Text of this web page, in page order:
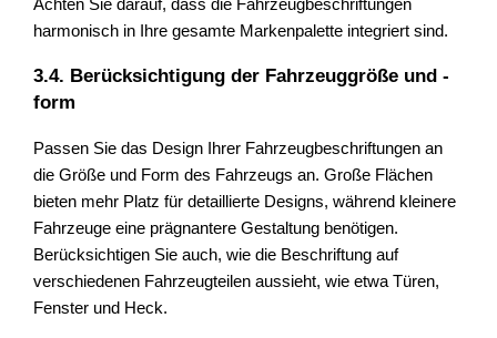
Achten Sie darauf, dass die Fahrzeugbeschriftungen
harmonisch in Ihre gesamte Markenpalette integriert sind.
3.4. Berücksichtigung der Fahrzeuggröße und -
form
Passen Sie das Design Ihrer Fahrzeugbeschriftungen an
die Größe und Form des Fahrzeugs an. Große Flächen
bieten mehr Platz für detaillierte Designs, während kleinere
Fahrzeuge eine prägnantere Gestaltung benötigen.
Berücksichtigen Sie auch, wie die Beschriftung auf
verschiedenen Fahrzeugteilen aussieht, wie etwa Türen,
Fenster und Heck.